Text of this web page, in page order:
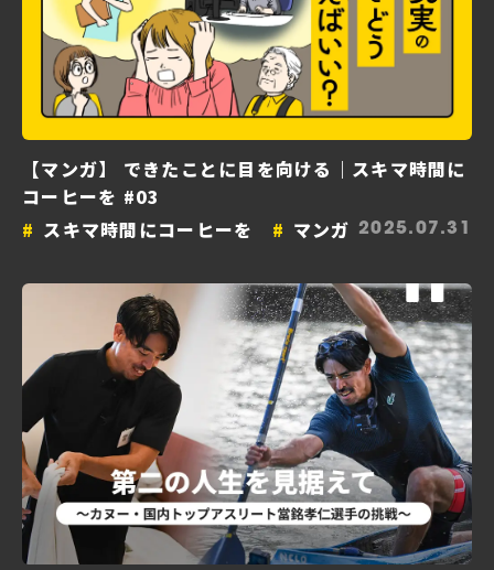
【マンガ】 できたことに目を向ける｜スキマ時間に
コーヒーを #03
スキマ時間にコーヒーを
マンガ 2025.07.31